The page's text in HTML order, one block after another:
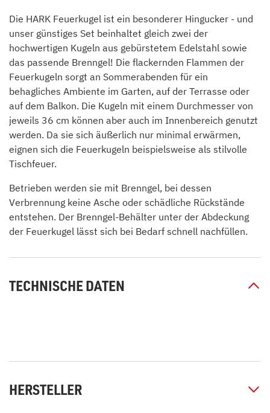
Die HARK Feuerkugel ist ein besonderer Hingucker - und
unser günstiges Set beinhaltet gleich zwei der
hochwertigen Kugeln aus gebürstetem Edelstahl sowie
das passende Brenngel! Die flackernden Flammen der
Feuerkugeln sorgt an Sommerabenden für ein
behagliches Ambiente im Garten, auf der Terrasse oder
auf dem Balkon. Die Kugeln mit einem Durchmesser von
jeweils 36 cm können aber auch im Innenbereich genutzt
werden. Da sie sich äußerlich nur minimal erwärmen,
eignen sich die Feuerkugeln beispielsweise als stilvolle
Tischfeuer.
Betrieben werden sie mit Brenngel, bei dessen
Verbrennung keine Asche oder schädliche Rückstände
entstehen. Der Brenngel-Behälter unter der Abdeckung
der Feuerkugel lässt sich bei Bedarf schnell nachfüllen.
TECHNISCHE DATEN
HERSTELLER